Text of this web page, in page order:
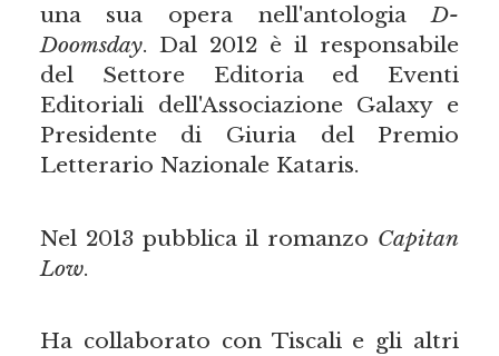
una sua opera nell'antologiaD-
Doomsday. Dal 2012 è il responsabile
del Settore Editoria ed Eventi
Editoriali dell'Associazione Galaxy e
Presidente di Giuria del Premio
Letterario Nazionale Kataris.
Nel 2013 pubblica il romanzo Capitan
Low.
Ha collaborato con Tiscali e gli altri